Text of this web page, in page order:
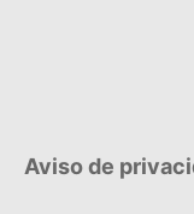
Aviso de